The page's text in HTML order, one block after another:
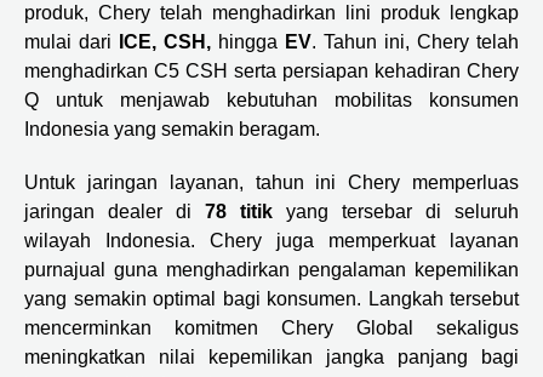
produk, Chery telah menghadirkan lini produk lengkap
mulai dari
ICE, CSH, hingga EV. Tahun ini, Chery telah
menghadirkan C5 CSH serta persiapan kehadiran Chery
Q untuk menjawab kebutuhan mobilitas konsumen
Indonesia yang semakin beragam.
Untuk jaringan layanan, tahun ini Chery memperluas
jaringan dealer di 78 titik yang tersebar di seluruh
wilayah Indonesia. Chery juga memperkuat layanan
purnajual guna menghadirkan pengalaman kepemilikan
yang semakin optimal bagi konsumen. Langkah tersebut
mencerminkan komitmen Chery Global sekaligus
meningkatkan nilai kepemilikan jangka panjang
bagi